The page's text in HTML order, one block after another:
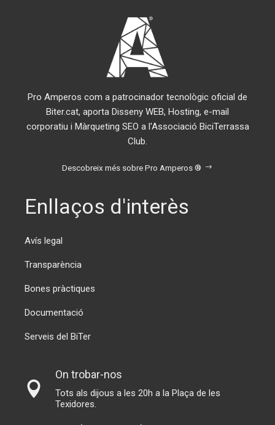
Pro Amperos com a patrocinador tecnològic oficial de
Biter.cat, aporta Disseny WEB, Hosting, e-mail
corporatiu i Màrqueting SEO a l'Associació BiciTerrassa
Club.
Descobreix més sobre Pro Amperos ®
Enllaços d'interès
Avís legal
Transparència
Bones pràctiques
Documentació
Serveis del BiTer
On trobar-nos
Tots als dijous a les 20h a la Plaça de les
Texidores.